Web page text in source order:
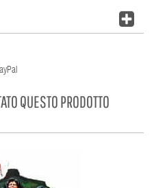
QUESTO PRODOTTO